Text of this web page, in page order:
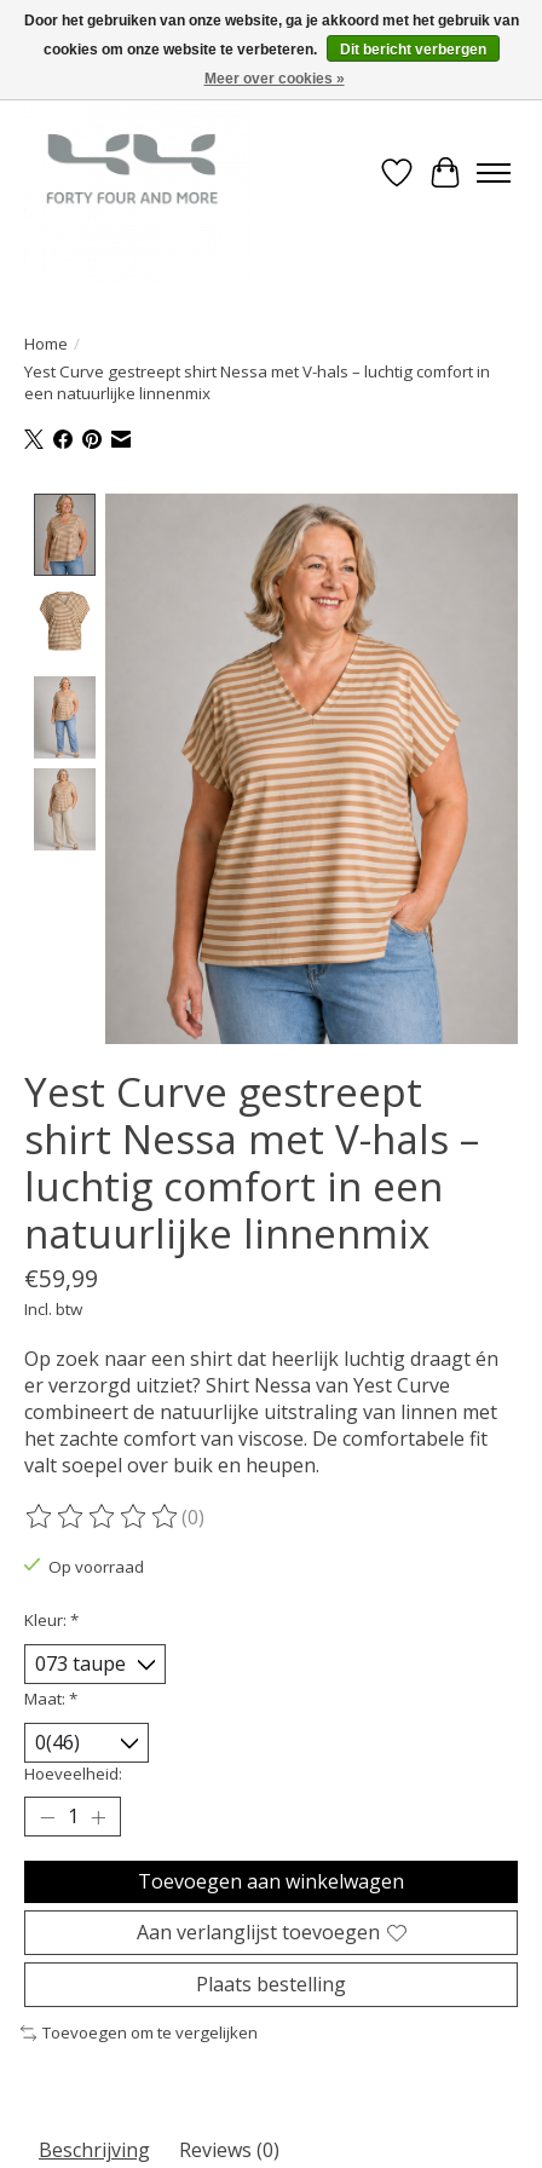
Verlanglijst
Home /
Yest Curve gestreept shirt Nessa met V-hals – luchtig comfort in
een natuurlijke linnenmix
Product image slideshow Items
Yest Curve gestreept
shirt Nessa met V-hals –
luchtig comfort in een
natuurlijke linnenmix
€59,99
Incl. btw
Op zoek naar een shirt dat heerlijk luchtig draagt én
er verzorgd uitziet? Shirt Nessa van Yest Curve
combineert de natuurlijke uitstraling van linnen met
het zachte comfort van viscose. De comfortabele fit
valt soepel over buik en heupen.
De beoordeling van dit product is
(0)
Op voorraad
Kleur: *
Maat: *
Hoeveelheid:
Toevoegen aan winkelwagen
Aan verlanglijst toevoegen
Plaats bestelling
Toevoegen om te vergelijken
Beschrijving Reviews (0)
Door het gebruiken van onze website, ga je akkoord met het gebruik van
cookies om onze website te verbeteren.
Dit bericht verbergen
Meer over cookies »